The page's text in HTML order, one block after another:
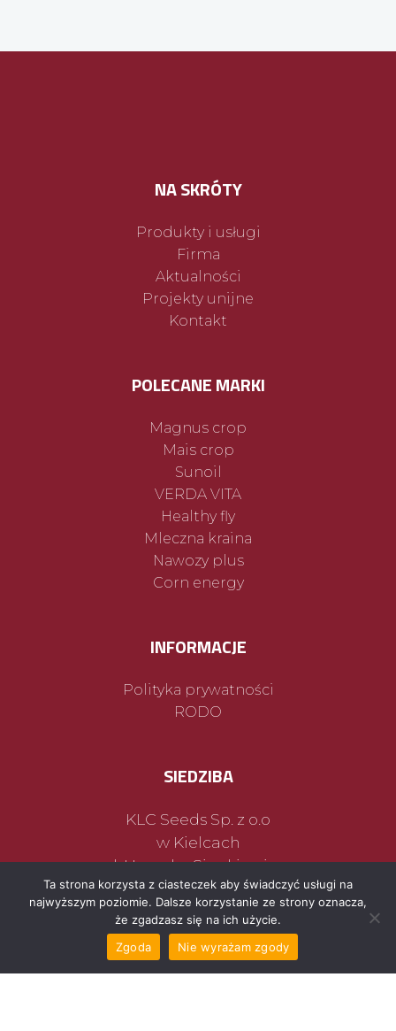
NA SKRÓTY
Produkty i usługi
Firma
Aktualności
Projekty unijne
Kontakt
POLECANE MARKI
Magnus crop
Mais crop
Sunoil
VERDA VITA
Healthy fly
Mleczna kraina
Nawozy plus
Corn energy
INFORMACJE
Polityka prywatności
RODO
SIEDZIBA
KLC Seeds Sp. z o.o
w Kielcach
ul. Henryka Sienkiewicza
25-501 Kielce
MASZ PYTANIA?
Ta strona korzysta z ciasteczek aby świadczyć usługi na
najwyższym poziomie. Dalsze korzystanie ze strony oznacza,
że zgadzasz się na ich użycie.
Zgoda
Nie wyrażam zgody